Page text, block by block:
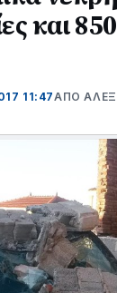
και
11:47ΑΠΌ